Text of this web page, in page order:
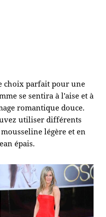
choix parfait pour une
se sentira à l'aise et à
romantique douce.
utiliser différents
légère et en
épais.